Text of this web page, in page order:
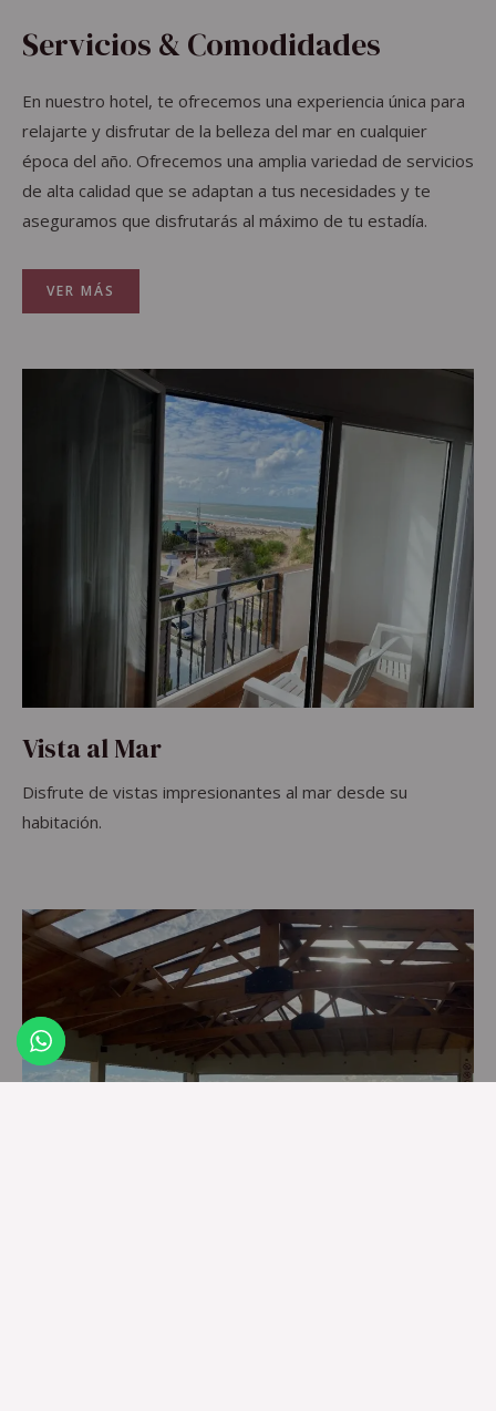
Servicios & Comodidades
En nuestro hotel, te ofrecemos una experiencia única para
relajarte y disfrutar de la belleza del mar en cualquier
época del año. Ofrecemos una amplia variedad de servicios
de alta calidad que se adaptan a tus necesidades y te
aseguramos que disfrutarás al máximo de tu estadía.
VER MÁS
Vista al Mar
Disfrute de vistas impresionantes al mar desde su
habitación.